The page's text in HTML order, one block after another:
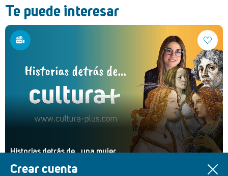
Crear cuenta
Te puede interesar
Historias detrás de... una mujer